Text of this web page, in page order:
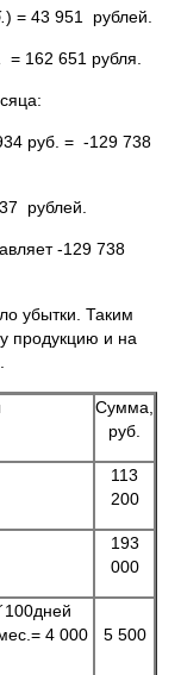
) = 43 951 рублей.
162 651 рубля.
руб. = -129 738
рублей.
-129 738
убытки. Таким
продукцию и на
Сумма,
руб.
113
200
193
000
4 000
5 500